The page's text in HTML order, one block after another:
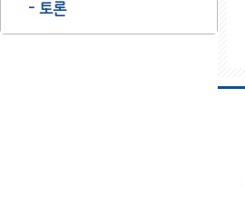
토론